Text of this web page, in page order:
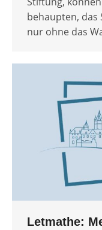
behaupten, das
nur ohne das
Letmathe: